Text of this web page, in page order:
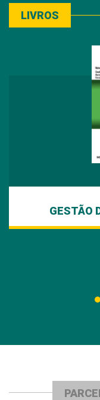
LIVROS
GESTÃO